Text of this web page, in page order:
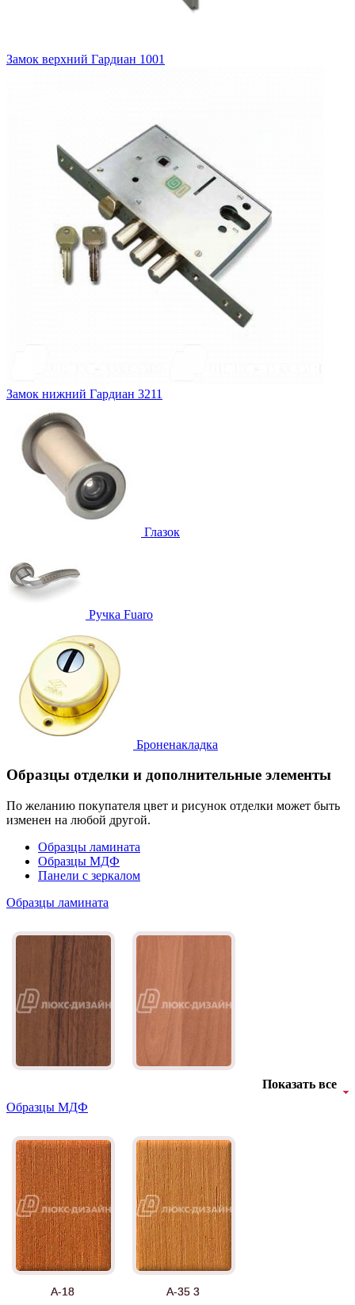
Замок верхний Гардиан 1001
Замок нижний Гардиан 3211
Глазок
Ручка Fuaro
Броненакладка
Образцы отделки и дополнительные элементы
По желанию покупателя цвет и рисунок отделки может быть
изменен на любой другой.
Образцы ламината
Образцы МДФ
Панели с зеркалом
Образцы ламината
Груша Дуб рустикал
Показать все
Образцы МДФ
А-18 А-35 3